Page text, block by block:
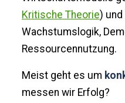
Kritische Theorie)
Wachstumslogik,
Ressourcennutzung.
Meist geht es um
messen wir Erfolg?